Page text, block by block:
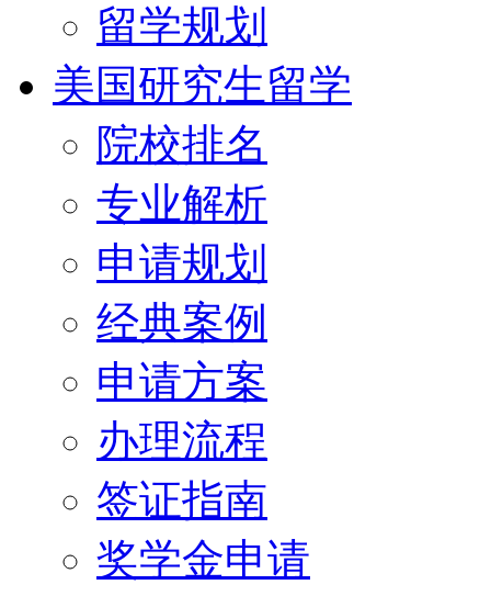
留学规划
美国研究生留学
院校排名
专业解析
申请规划
经典案例
申请方案
办理流程
签证指南
奖学金申请